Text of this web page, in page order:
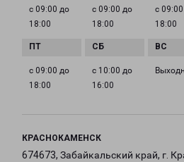
с 09:00 до
18:00
с 09:00 до
18:00
с
18:00
с 09:00 до
18:00
с 10:00 до
16:00
КРАСНОКАМЕНСК
674673, Забайкальский край, г.